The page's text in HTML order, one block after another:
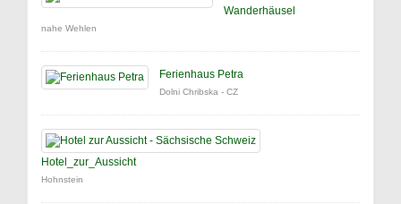
Wanderhäusel
nahe Wehlen
Ferienhaus Petra
Dolni Chribska - CZ
Hotel_zur_Aussicht
Hohnstein